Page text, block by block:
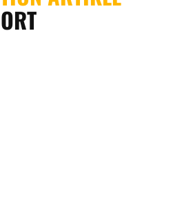
ORT